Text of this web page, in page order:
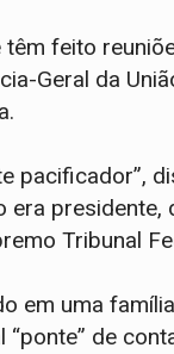
feito
Geral da
pacificador”,
era presidente,
Tribunal
em uma
“ponte” de